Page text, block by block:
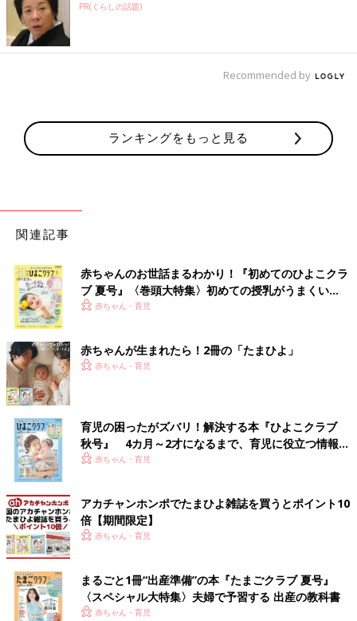
PR(くらしの話題)
Recommended by
ランキングをもっと見る
関連記事
赤ちゃんのお世話まるわかり！『初めてのひよこクラ
ブ 夏号』〈巻頭大特集〉初めての授乳がうまくい
く！ おっぱい・ミルクの基本と夏のトラブル 解決テ
赤ちゃん・育児
赤ちゃんが生まれたら！2冊の「たまひよ」
赤ちゃん・育児
育児の困ったがズバリ！解決する本『ひよこクラブ
秋号』 4カ月～2才になるまで、育児に役立つ情報が
いっぱい！
赤ちゃん・育児
アカチャンホンポでたまひよ雑誌を買うとポイント10
倍【期間限定】
赤ちゃん・育児
まるごと1冊“出産準備”の本『たまごクラブ 夏号』
〈スペシャル大特集〉夫婦で予習する 出産の教科書
赤ちゃん・育児